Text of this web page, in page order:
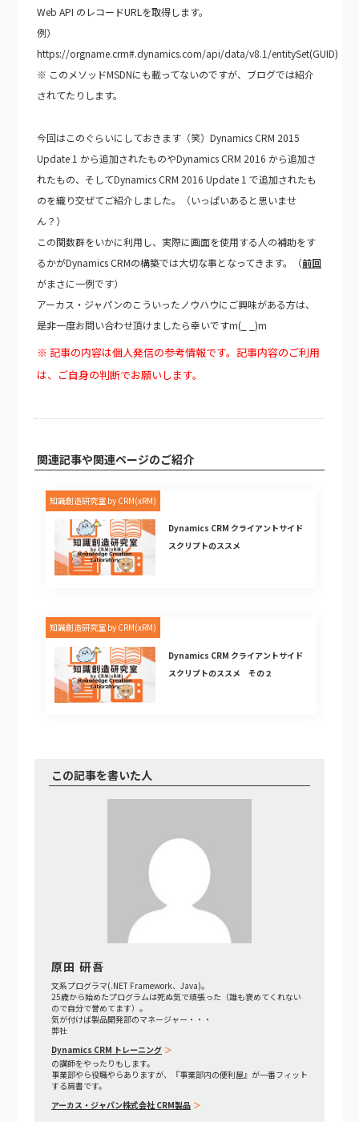
Web API のレコードURLを取得します。
例）
https://orgname.crm#.dynamics.com/api/data/v8.1/entitySet(GUID)
※ このメソッドMSDNにも載ってないのですが、ブログでは紹介
されてたりします。
今回はこのぐらいにしておきます（笑）Dynamics CRM 2015
Update 1 から追加されたものやDynamics CRM 2016 から追加さ
れたもの、そしてDynamics CRM 2016 Update 1 で追加されたも
のを織り交ぜてご紹介しました。
（いっぱいあると思いませ
ん？）
この関数群をいかに利用し、実際に画面を使用する人の補助をす
るかがDynamics CRMの構築では大切な事となってきます。
（前回
がまさに一例です）
アーカス・ジャパンのこういったノウハウにご興味がある方は、
是非一度お問い合わせ頂けましたら幸いですm(_ _)m
※ 記事の内容は個人発信の参考情報です。記事内容のご利用
は、ご自身の判断でお願いします。
関連記事や関連ページのご紹介
知識創造研究室 by CRM(xRM)
Dynamics CRM クライアントサイド
スクリプトのススメ
知識創造研究室 by CRM(xRM)
Dynamics CRM クライアントサイド
スクリプトのススメ その２
この記事を書いた人
原田 研吾
文系プログラマ(.NET Framework、Java)。
25歳から始めたプログラムは死ぬ気で頑張った（誰も褒めてくれない
ので自分で誉めてます）。
気が付けば製品開発部のマネージャー・・・
弊社
Dynamics CRM トレーニング
の講師をやったりもします。
事業部やら役職やらありますが、『事業部内の便利屋』が一番フィット
する肩書です。
アーカス・ジャパン株式会社 CRM製品